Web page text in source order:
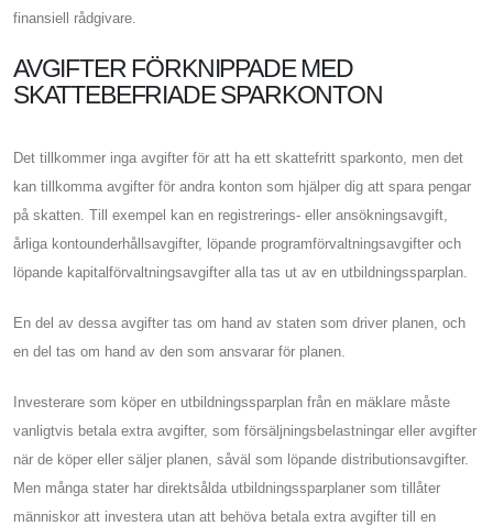
finansiell rådgivare.
AVGIFTER FÖRKNIPPADE MED
SKATTEBEFRIADE SPARKONTON
Det tillkommer inga avgifter för att ha ett skattefritt sparkonto, men det
kan tillkomma avgifter för andra konton som hjälper dig att spara pengar
på skatten. Till exempel kan en registrerings- eller ansökningsavgift,
årliga kontounderhållsavgifter, löpande programförvaltningsavgifter och
löpande kapitalförvaltningsavgifter alla tas ut av en utbildningssparplan.
En del av dessa avgifter tas om hand av staten som driver planen, och
en del tas om hand av den som ansvarar för planen.
Investerare som köper en utbildningssparplan från en mäklare måste
vanligtvis betala extra avgifter, som försäljningsbelastningar eller avgifter
när de köper eller säljer planen, såväl som löpande distributionsavgifter.
Men många stater har direktsålda utbildningssparplaner som tillåter
människor att investera utan att behöva betala extra avgifter till en